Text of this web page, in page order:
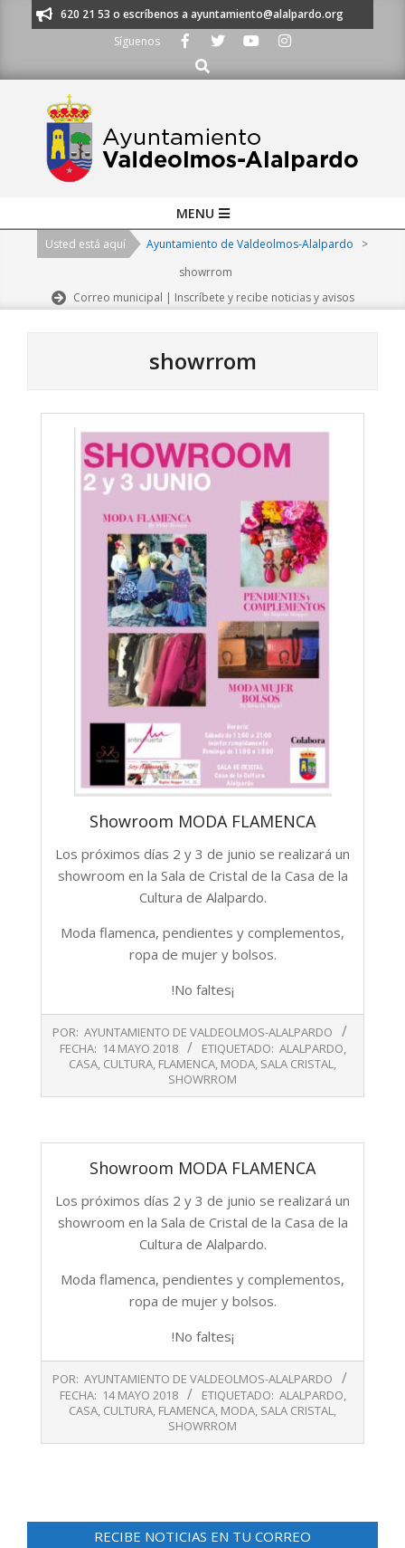
al 91 620 21 53 o escríbenos a ayuntamiento@alalpardo.org
Síguenos
Buscar
Navigation
MENU
Usted está aquí Ayuntamiento de Valdeolmos-Alalpardo
>
showrrom
Correo municipal | Inscríbete y recibe noticias y avisos
showrrom
Showroom MODA FLAMENCA
Los próximos días 2 y 3 de junio se realizará un
showroom en la Sala de Cristal de la Casa de la
Cultura de Alalpardo.
Moda flamenca, pendientes y complementos,
ropa de mujer y bolsos.
!No faltes¡
05-
POR: AYUNTAMIENTO DE VALDEOLMOS-ALALPARDO
FECHA: 14 MAYO 2018 ETIQUETADO: ALALPARDO,
CASA, CULTURA, FLAMENCA, MODA, SALA CRISTAL,
SHOWRROM
Showroom MODA FLAMENCA
Los próximos días 2 y 3 de junio se realizará un
showroom en la Sala de Cristal de la Casa de la
Cultura de Alalpardo.
Moda flamenca, pendientes y complementos,
ropa de mujer y bolsos.
!No faltes¡
05-
POR: AYUNTAMIENTO DE VALDEOLMOS-ALALPARDO
FECHA: 14 MAYO 2018 ETIQUETADO: ALALPARDO,
CASA, CULTURA, FLAMENCA, MODA, SALA CRISTAL,
SHOWRROM
RECIBE NOTICIAS EN TU CORREO